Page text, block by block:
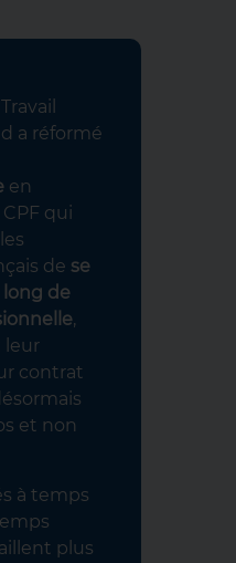
a réformé
en
qui
de se
de
,
leur
contrat
et non
à temps
plus